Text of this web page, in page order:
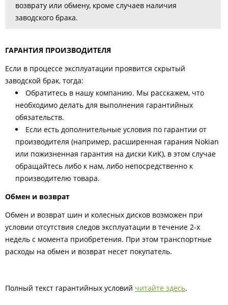
возврату или обмену, кроме случаев наличия
заводского брака.
ГАРАНТИЯ ПРОИЗВОДИТЕЛЯ
Если в процессе эксплуатации проявится скрытый
заводской брак, тогда:
Обратитесь в нашу компанию. Мы расскажем, что
необходимо делать для выполнения гарантийных
обязательств.
Если есть дополнительные условия по гарантии от
производителя (например, расширенная гарания Nokian
или пожизненная гарантия на диски КиК), в этом случае
обращайтесь либо к нам, либо непосредственно к
производителю товара.
Обмен и возврат
Обмен и возврат шин и колесных дисков возможен при
условии отсутствия следов эксплуатации в течение 2-х
недель с момента приобретения. При этом транспортные
расходы на обмен и возврат несет покупатель.
Полный текст гарантийных условий читайте здесь.